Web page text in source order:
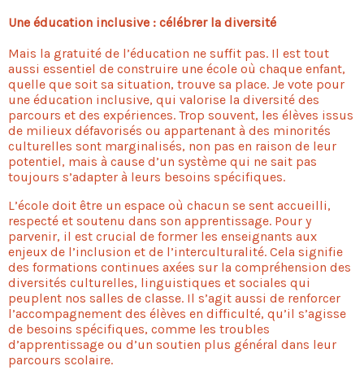
Une éducation inclusive : célébrer la diversité
Mais la gratuité de l’éducation ne suffit pas. Il est tout
aussi essentiel de construire une école où chaque enfant,
quelle que soit sa situation, trouve sa place. Je vote pour
une éducation inclusive, qui valorise la diversité des
parcours et des expériences. Trop souvent, les élèves issus
de milieux défavorisés ou appartenant à des minorités
culturelles sont marginalisés, non pas en raison de leur
potentiel, mais à cause d’un système qui ne sait pas
toujours s’adapter à leurs besoins spécifiques.
L’école doit être un espace où chacun se sent accueilli,
respecté et soutenu dans son apprentissage. Pour y
parvenir, il est crucial de former les enseignants aux
enjeux de l’inclusion et de l’interculturalité. Cela signifie
des formations continues axées sur la compréhension des
diversités culturelles, linguistiques et sociales qui
peuplent nos salles de classe. Il s’agit aussi de renforcer
l’accompagnement des élèves en difficulté, qu’il s’agisse
de besoins spécifiques, comme les troubles
d’apprentissage ou d’un soutien plus général dans leur
parcours scolaire.